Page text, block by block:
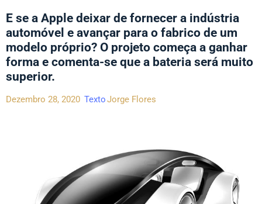
E se a Apple deixar de fornecer a indústria
automóvel e avançar para o fabrico de um
modelo próprio? O projeto começa a ganhar
forma e comenta-se que a bateria será muito
superior.
Dezembro 28, 2020 TextoJorge Flores